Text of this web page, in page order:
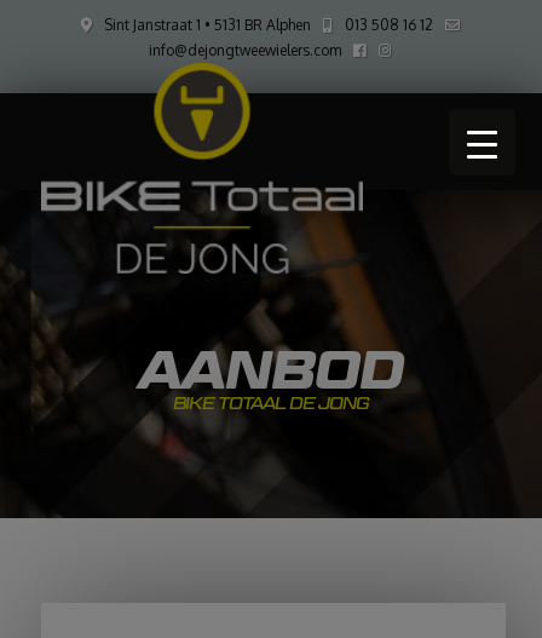
Sint Janstraat 1 • 5131 BR Alphen
013 508 16 12
info@dejongtweewielers.com
AANBOD
BIKE TOTAAL DE JONG